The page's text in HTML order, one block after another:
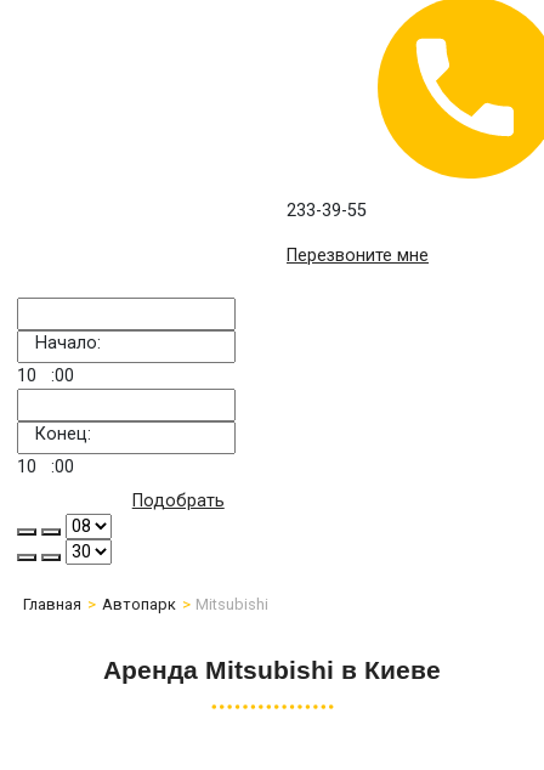
233-39-55
Перезвоните мне
Начало:
10
:00
Конец:
10
:00
Подобрать
Главная Автопарк Mitsubishi
Аренда Mitsubishi в Киеве